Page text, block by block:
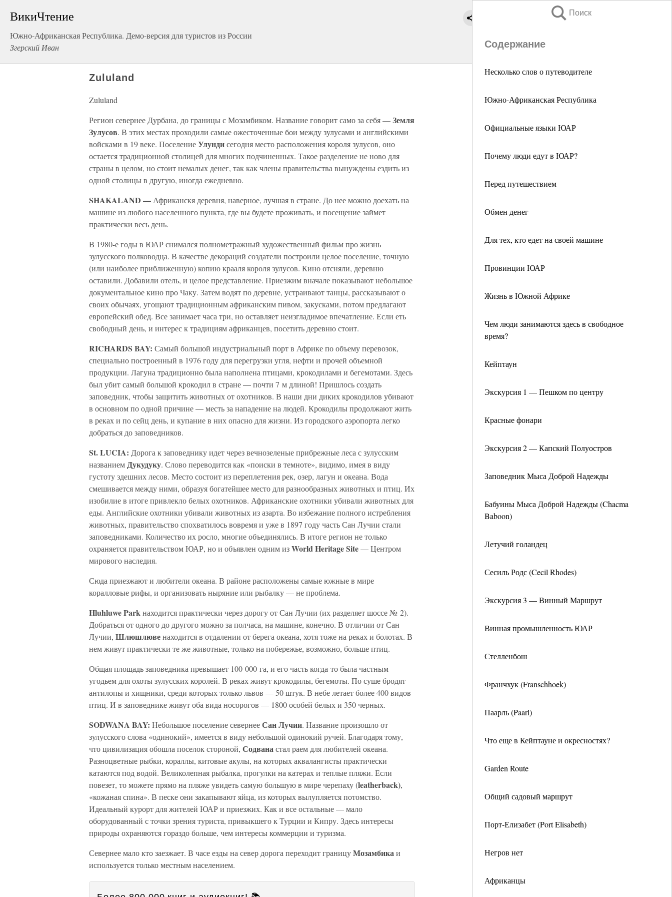
ВикиЧтение
Южно-Африканская Республика. Демо-версия для туристов из России
Згерский Иван
Поиск
Содержание
Несколько слов о путеводителе
Южно-Африканская Республика
Официальные языки ЮАР
Почему люди едут в ЮАР?
Перед путешествием
Обмен денег
Для тех, кто едет на своей машине
Провинции ЮАР
Жизнь в Южной Африке
Чем люди занимаются здесь в свободное
время?
Кейптаун
Экскурсия 1 — Пешком по центру
Красные фонари
Экскурсия 2 — Капский Полуостров
Заповедник Мыса Доброй Надежды
Бабуины Мыса Доброй Надежды (Chacma
Baboon)
Летучий голандец
Сесиль Родс (Cecil Rhodes)
Экскурсия 3 — Винный Маршрут
Винная промышленность ЮАР
Стелленбош
Франчхук (Franschhoek)
Паарль (Paarl)
Что еще в Кейптауне и окресностях?
Garden Route
Общий садовый маршрут
Порт-Елизабет (Port Elisabeth)
Негров нет
Африканцы
Zululand
Zululand
Регион севернее Дурбана, до границы с Мозамбиком. Название говорит само за себя —Земля
Зулусов. В этих местах проходили самые ожесточенные бои между зулусами и английскими
войсками в 19 веке. ПоселениеУлундисегодня место расположения короля зулусов, оно
остается традиционной столицей для многих подчиненных. Такое разделение не ново для
страны в целом, но стоит немалых денег, так как члены правительства вынуждены ездить из
одной столицы в другую, иногда ежедневно.
SHAKALAND — Африканскя деревня, наверное, лучшая в стране. До нее можно доехать на
машине из любого населенного пункта, где вы будете проживать, и посещение займет
практически весь день.
В 1980-е годы в ЮАР снимался полнометражный художественный фильм про жизнь
зулусского полководца. В качестве декораций создатели построили целое поселение, точную
(или наиболее приближенную) копию крааля короля зулусов. Кино отсняли, деревню
оставили. Добавили отель, и целое представление. Приезжим вначале показывают небольшое
документальное кино про Чаку. Затем водят по деревне, устраивают танцы, рассказывают о
своих обычаях, угощают традиционным африканским пивом, закусками, потом предлагают
европейский обед. Все занимает часа три, но оставляет неизгладимое впечатление. Если еть
свободный день, и интерес к традициям африканцев, посетить деревню стоит.
RICHARDS BAY: Самый большой индустриальный порт в Африке по объему перевозок,
специально построенный в 1976 году для перегрузки угля, нефти и прочей объемной
продукции. Лагуна традиционно была наполнена птицами, крокодилами и бегемотами. Здесь
был убит самый большой крокодил в стране — почти 7 м длиной! Пришлось создать
заповедник, чтобы защитить животных от охотников. В наши дни диких крокодилов убивают
в основном по одной причине — месть за нападение на людей. Крокодилы продолжают жить
в реках и по сейц день, и купание в них опасно для жизни. Из городского аэропорта легко
добраться до заповедников.
St. LUCIA: Дорога к заповеднику идет через вечнозеленые прибрежные леса с зулусским
названиемДукудуку. Слово переводится как «поиски в темноте», видимо, имея в виду
густоту здешних лесов. Место состоит из переплетения рек, озер, лагун и океана. Вода
смешивается между ними, образуя богатейшее место для разнообразных животных и птиц. Их
изобилие в итоге привлекло белых охотников. Африканские охотники убивали животных для
еды. Английские охотники убивали животных из азарта. Во избежание полного истребления
животных, правительство спохватилось вовремя и уже в 1897 году часть Сан Лучии стали
заповедниками. Количество их росло, многие объединялись. В итоге регион не только
охраняется правительством ЮАР, но и объявлен одним изWorld Heritage Site— Центром
мирового наследия.
Сюда приезжают и любители океана. В районе расположены самые южные в мире
коралловые рифы, и организовать ныряние или рыбалку — не проблема.
Hluhluwe Parkнаходится практически через дорогу от Сан Лучии (их разделяет шоссе № 2).
Добраться от одного до другого можно за полчаса, на машине, конечно. В отличии от Сан
Лучии, Шлюшлювенаходится в отдалении от берега океана, хотя тоже на реках и болотах. В
нем живут практически те же животные, только на побережье, возможно, больше птиц.
Общая площадь заповедника превышает 100 000 га, и его часть когда-то была частным
угодьем для охоты зулусских королей. В реках живут крокодилы, бегемоты. По суше бродят
антилопы и хищники, среди которых только львов — 50 штук. В небе летает более 400 видов
птиц. И в заповеднике живут оба вида носорогов — 1800 особей белых и 350 черных.
SODWANA BAY: Небольшое поселение севернееСан Лучии. Название произошло от
зулусского слова «одинокий», имеется в виду небольшой одинокий ручей. Благодаря тому,
что цивилизация обошла поселок стороной, Содванастал раем для любителей океана.
Разноцветные рыбки, кораллы, китовые акулы, на которых аквалангисты практически
катаются под водой. Великолепная рыбалка, прогулки на катерах и теплые пляжи. Если
повезет, то можете прямо на пляже увидеть самую большую в мире черепаху (leatherback),
«кожаная спина». В песке они закапывают яйца, из которых вылупляется потомство.
Идеальный курорт для жителей ЮАР и приезжих. Как и все остальные — мало
оборудованный с точки зрения туриста, привыкшего к Турции и Кипру. Здесь интересы
природы охраняются гораздо больше, чем интересы коммерции и туризма.
Севернее мало кто заезжает. В часе езды на север дорога переходит границуМозамбикаи
используется только местным населением.